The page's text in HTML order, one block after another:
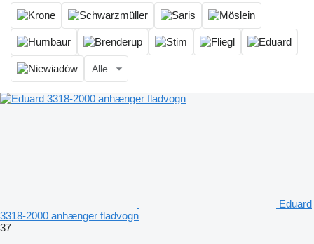
Alle
Eduard
3318-2000 anhænger fladvogn
37